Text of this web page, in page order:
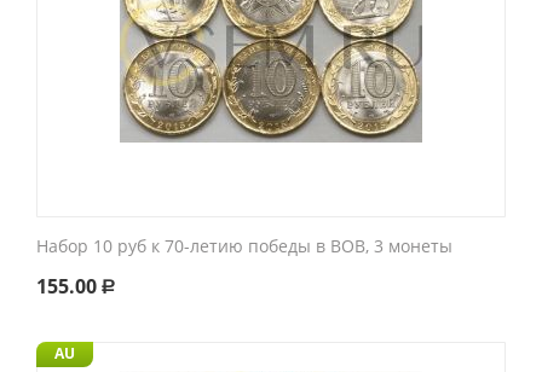
Набор 10 руб к 70-летию победы в ВОВ, 3 монеты
155.00 Р
AU